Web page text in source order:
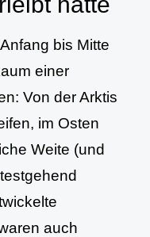
bis Mitte
einer
Von der Arktis
im Osten
Weite (und
auch